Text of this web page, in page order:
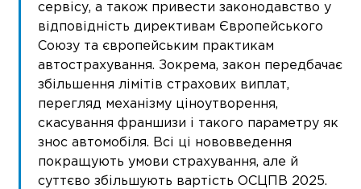
сервісу, а також привести законодавство у
відповідність директивам Європейського
Союзу та європейським практикам
автострахування. Зокрема, закон передбачає
збільшення лімітів страхових виплат,
перегляд механізму ціноутворення,
скасування франшизи і такого параметру як
знос автомобіля. Всі ці нововведення
покращують умови страхування, але й
суттєво збільшують вартість ОСЦПВ 2025.